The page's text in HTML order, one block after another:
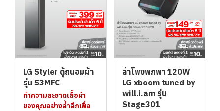
LG Styler ตู้ถนอมผ้า
รุ่น S3MFC
ทำความสะอาดเสื้อผ้า
ของคุณอย่างล้ำลึกเพื่อ
ลำโพงพกพา 120W
LG xboom tuned by
will.i.am รุ่น
Stage301